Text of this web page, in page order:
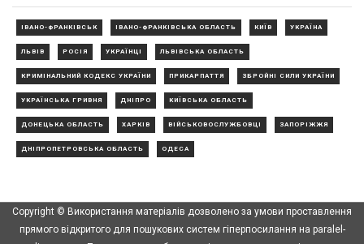
ІВАНО-ФРАНКІВСЬК ІВАНО-ФРАНКІВСЬКА ОБЛАСТЬ КИЇВ УКРАЇНА
ЛЬВІВ РОСІЯ УКРАЇНЦІ ЛЬВІВСЬКА ОБЛАСТЬ
КРИМІНАЛЬНИЙ КОДЕКС УКРАЇНИ ПРИКАРПАТТЯ ЗБРОЙНІ СИЛИ УКРАЇНИ
УКРАЇНСЬКА ГРИВНЯ ДНІПРО КИЇВСЬКА ОБЛАСТЬ
ДОНЕЦЬКА ОБЛАСТЬ ХАРКІВ ВІЙСЬКОВОСЛУЖБОВЦІ ЗАПОРІЖЖЯ
ДНІПРОПЕТРОВСЬКА ОБЛАСТЬ ОДЕСА
Copyright © Використання матеріалів дозволено за умови проставлення
прямого відкритого для пошукових систем гіперпосилання на paralel-